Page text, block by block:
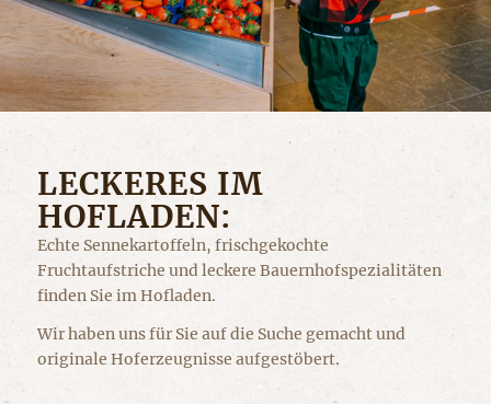
LECKERES IM
HOFLADEN:
Echte Sennekartoffeln, frischgekochte
Fruchtaufstriche und leckere Bauernhofspezialitäten
finden Sie im Hofladen.
Wir haben uns für Sie auf die Suche gemacht und
originale Hoferzeugnisse aufgestöbert.